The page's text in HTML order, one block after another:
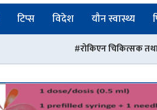
टिप्स विदेश यौन स्वास्थ्य
रोकिएन चिकित्सक तथा